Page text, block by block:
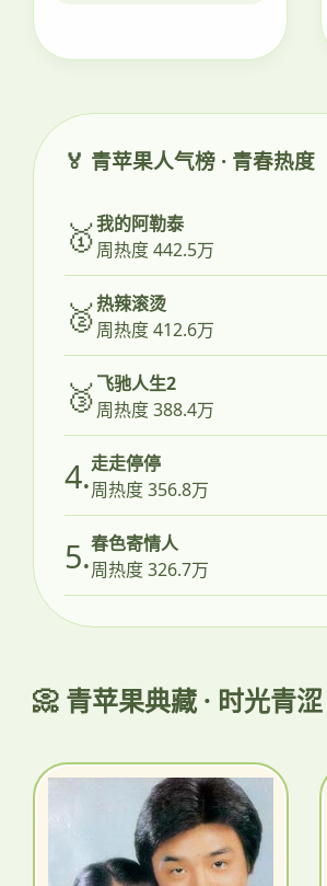
🏅 青苹果人气榜 · 青春热度
🥇我的阿勒泰
周热度 442.5万
🥈热辣滚烫
周热度 412.6万
🥉飞驰人生2
周热度 388.4万
4.走走停停
周热度 356.8万
5.春色寄情人
周热度 326.7万
📀 青苹果典藏 · 时光青涩